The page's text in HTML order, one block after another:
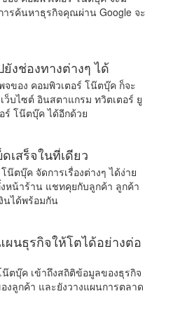
รค้นหาธุรกิจคุณผ่าน Google จะ
งช่องทางต่างๆ ได้
ของ คอมพิวเตอร์ โน๊ตบุ๊ค ก็จะ
ว็บไซต์ อินสตาแกรม ทวิตเตอร์ ยู
ร์ โน๊ตบุ๊ค ได้อีกด้วย
เสร็จในที่เดียว
น๊ตบุ๊ค จัดการเรื่องต่างๆ ได้ง่าย
งหน้าร้าน แชทคุยกับลูกค้า ลูกค้า
นได้พร้อมกัน
ผนธุรกิจให้โตได้อย่างต่อ
ตบุ๊ค เข้าถึงสถิติข้อมูลของธุรกิจ
งลูกค้า และยังวางแผนการตลาด